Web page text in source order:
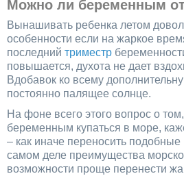
Можно ли беременным
Вынашивать ребенка летом
особенности если на жаркое
последний триместр
повышается, духота не дает
Вдобавок ко всему
постоянно палящее солнце.
На фоне всего этого вопрос о
беременным купаться в море,
– как иначе переносить
самом деле преимущества
возможности проще перенести